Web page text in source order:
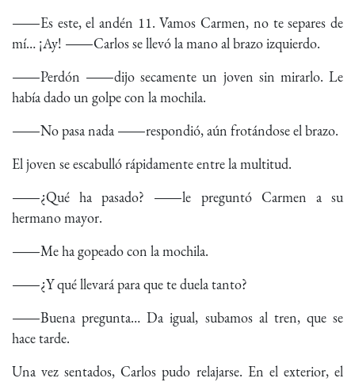
―Es este, el andén 11. Vamos Carmen, no te separes de
mí… ¡Ay! ―Carlos se llevó la mano al brazo izquierdo.
―Perdón ―dijo secamente un joven sin mirarlo. Le
había dado un golpe con la mochila.
―No pasa nada ―respondió, aún frotándose el brazo.
El joven se escabulló rápidamente entre la multitud.
―¿Qué ha pasado? ―le preguntó Carmen a su
hermano mayor.
―Me ha gopeado con la mochila.
―¿Y qué llevará para que te duela tanto?
―Buena pregunta… Da igual, subamos al tren, que se
hace tarde.
Una vez sentados, Carlos pudo relajarse. En el exterior, el